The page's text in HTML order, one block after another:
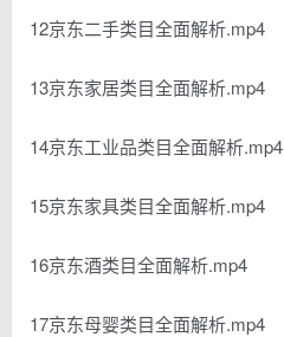
12京东二手类目全面解析.mp4
13京东家居类目全面解析.mp4
14京东工业品类目全面解析.mp4
15京东家具类目全面解析.mp4
16京东酒类目全面解析.mp4
17京东母婴类目全面解析.mp4